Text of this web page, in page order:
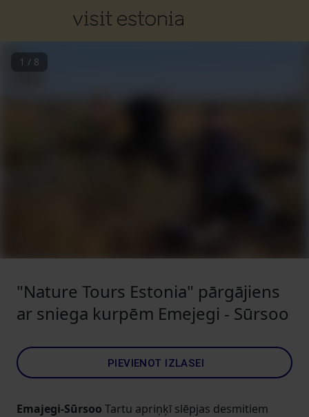
1 / 8
"Nature Tours Estonia" pārgājiens
ar sniega kurpēm Emejegi - Sūrsoo
PIEVIENOT IZLASEI
Emajegi-Sūrsoo Tartu apriņķī slēpjas desmitiem